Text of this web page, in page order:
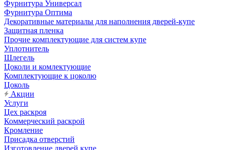
Фурнитура Универсал
Фурнитура Оптима
Декоративные материалы для наполнения дверей-купе
Защитная пленка
Прочие комплектующие для систем купе
Уплотнитель
Шлегель
Цоколи и комлектующие
Комплектующие к цоколю
Цоколь
Акции
Услуги
Цех раскроя
Коммерческий раскрой
Кромление
Присадка отверстий
Изготовление дверей купе